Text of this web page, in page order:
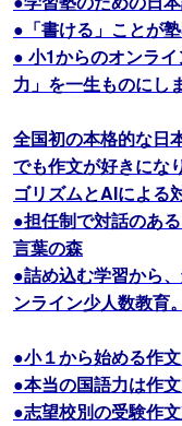
●「書ける」ことが
● 小1からのオンラ
力」を一生ものにし
全国初の本格的な日
でも作文が好きにな
ゴリズムとAIによる
●担任制で対話のあ
言葉の森
●詰め込む学習から
ンライン少人数教育。
●小１から始める作
●本当の国語力は作文
●志望校別の受験作